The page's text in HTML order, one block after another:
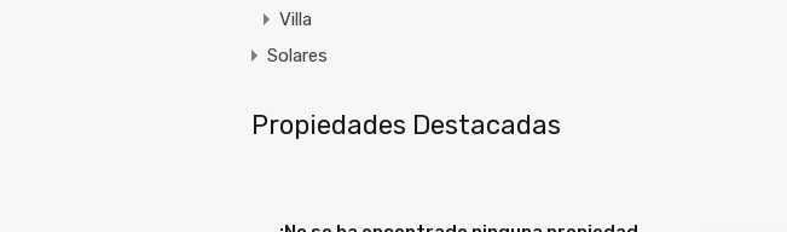
Villa
Solares
Propiedades Destacadas